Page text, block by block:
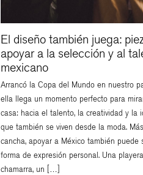
El diseño también juega:
apoyar a la selección y al
mexicano
Arrancó la Copa del Mundo en nuestro
ella llega un momento perfecto para
casa: hacia el talento, la creatividad y la
que también se viven desde la moda.
cancha, apoyar a México también puede
forma de expresión personal. Una
chamarra, un […]